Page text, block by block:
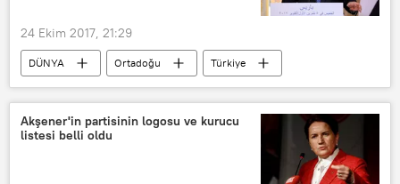
24 Ekim 2017, 21:29
DÜNYA Ortadoğu
Türkiye
Haberler
POLİTİKA
TÜRKİYE
Irak
Irak Kürt Bölgesel Yönetimi (IKBY)
Akşener'in partisinin logosu ve kurucu
listesi belli oldu